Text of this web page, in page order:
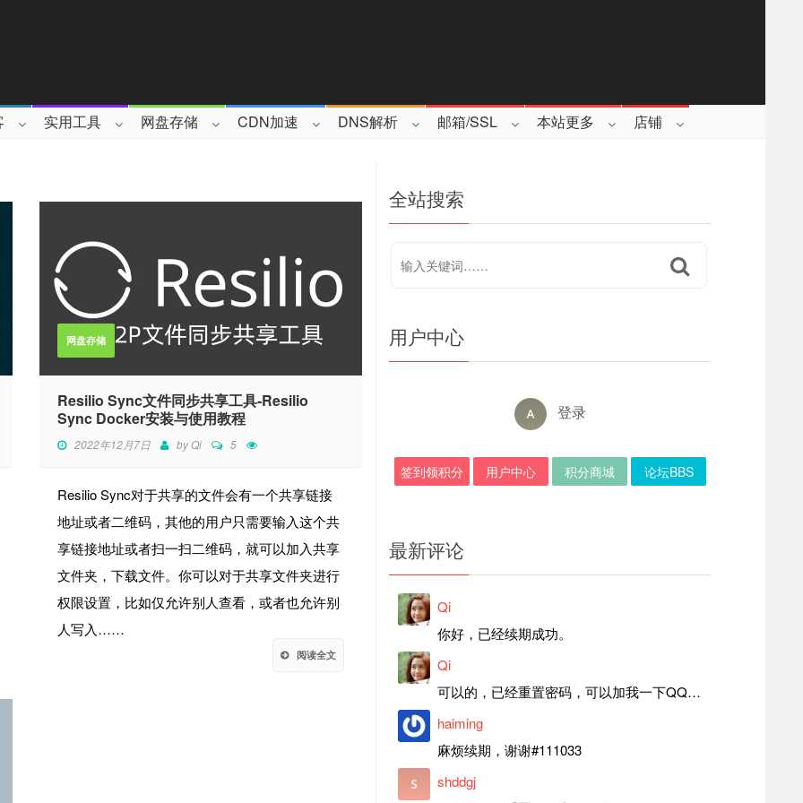
实用工具 网盘存储 CDN加速 DNS解析 邮箱/SSL 本站更多 店铺
网盘存储
Resilio Sync文件同步共享工具-Resilio
Sync Docker安装与使用教程
2022年12月7日 byQi 5
Resilio Sync对于共享的文件会有一个共享链接
地址或者二维码，其他的用户只需要输入这个共
享链接地址或者扫一扫二维码，就可以加入共享
文件夹，下载文件。你可以对于共享文件夹进行
权限设置，比如仅允许别人查看，或者也允许别
人写入……
阅读全文
全站搜索
用户中心
登录
签到领积分 用户中心 积分商城 论坛BBS
最新评论
Qi
你好，已经续期成功。
Qi
可以的，已经重置密码，可以加我一下QQ，留言后我就发密码给你。
haiming
麻烦续期，谢谢#111033
shddgj